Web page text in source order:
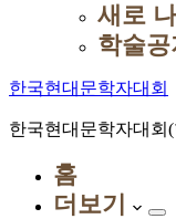
새로
학술공
한국현대문학자대회
한국현대문학자대회
홈
더보기